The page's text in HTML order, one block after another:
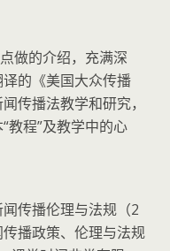
做的介绍，充满深
的《美国大众传播
传播法教学和研究，
教程”及教学中的心
传播伦理与法规（2
播政策、伦理与法规